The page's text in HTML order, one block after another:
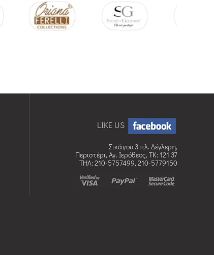
LIKE US
Σικάγου 3 πλ. Δέγλερη,
Περιστέρι, Αγ. Ιερόθεος, TK: 121 37
ΤΗΛ: 210-5757499, 210-5779150